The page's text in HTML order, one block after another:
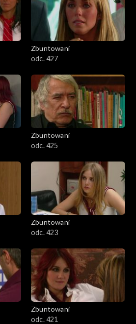
Zbuntowani
odc. 427
Zbuntowani
odc. 425
Zbuntowani
odc. 423
Zbuntowani
odc. 421